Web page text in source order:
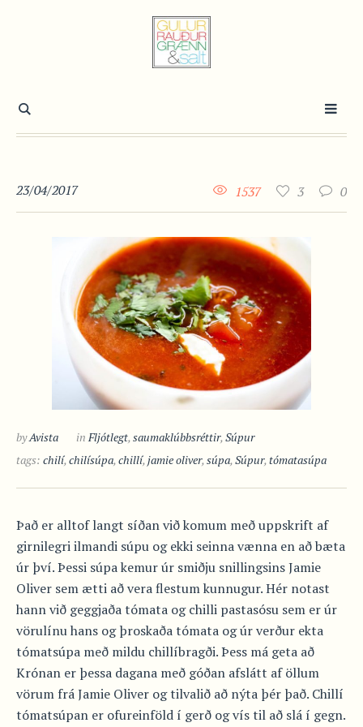
23/04/2017 0
3
1537
byAvista in Fljótlegt,saumaklúbbsréttir,Súpur
tags: chilí,chilísúpa,chillí,jamie oliver,súpa,Súpur,tómatasúpa
Það er alltof langt síðan við komum með uppskrift af
girnilegri ilmandi súpu og ekki seinna vænna en að bæta
úr því. Þessi súpa kemur úr smiðju snillingsins Jamie
Oliver sem ætti að vera flestum kunnugur. Hér notast
hann við geggjaða tómata og chilli pastasósu sem er úr
vörulínu hans og þroskaða tómata og úr verður ekta
tómatsúpa með mildu chillíbragði. Þess má geta að
Krónan er þessa dagana með góðan afslátt af öllum
vörum frá Jamie Oliver og tilvalið að nýta þér það. Chillí
tómatsúpan er ofureinföld í gerð og vís til að slá í gegn.